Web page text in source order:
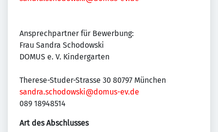
Ansprechpartner für Bewerbung:
Frau Sandra Schodowski
DOMUS e. V. Kindergarten
Therese-Studer-Strasse 30 80797 München
sandra.schodowski@domus-ev.de
089 18948514
Art des Abschlusses